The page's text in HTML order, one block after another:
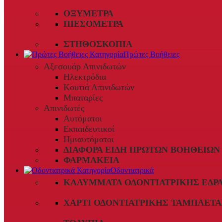
ΟΞΎΜΕΤΡΑ
ΠΙΕΣΌΜΕΤΡΑ
ΣΤΗΘΟΣΚΌΠΙΑ
Πρώτες Βοήθειες
Αξεσουάρ Απινιδωτών
Ηλεκτρόδια
Κουτιά Απινιδωτών
Μπαταρίες
Απινιδωτές
Αυτόματοι
Εκπαιδευτικοί
Ημιαυτόματοι
ΔΙΆΦΟΡΑ ΕΊΔΗ ΠΡΏΤΩΝ ΒΟΗΘΕΙΏΝ
ΦΑΡΜΑΚΕΊΑ
Οδοντιατρικά
ΚΑΛΎΜΜΑΤΑ ΟΔΟΝΤΙΑΤΡΙΚΉΣ
ΧΑΡΤΊ ΟΔΟΝΤΙΑΤΡΙΚΉΣ